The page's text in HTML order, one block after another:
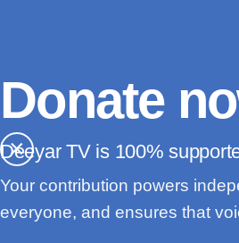
×
Donate
Deeyar TV is
Your contribution powers
everyone, and ensures that